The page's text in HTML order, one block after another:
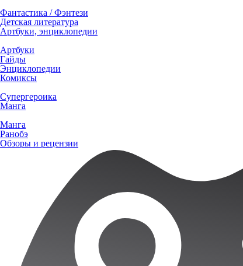
Фантастика / Фэнтези
Детская литература
Артбуки, энциклопедии
Артбуки
Гайды
Энциклопедии
Комиксы
Супергероика
Манга
Манга
Ранобэ
Обзоры и рецензии